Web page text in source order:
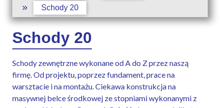
» Schody 20
Schody 20
Schody zewnętrzne wykonane od A do Z przez naszą
firmę. Od projektu, poprzez fundament, prace na
warsztacie i na montażu. Ciekawa konstrukcja na
masywnej belce środkowej ze stopniami wykonanymi z